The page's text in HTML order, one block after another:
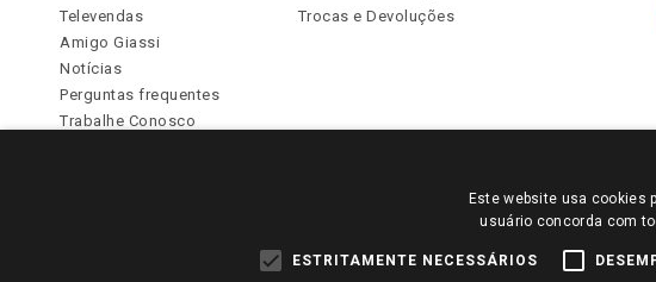
Televendas
Amigo Giassi
Notícias
Perguntas frequentes
Trabalhe Conosco
Trocas e Devoluções
PARA VER OS PREÇOS DA SUA REGIÃO, FAÇA LOGIN E
TODOS OS PREÇOS E CONDIÇÕES COMERCIAIS DESTE SITE SÃO VÁLIDOS
Este website usa cookies
usuário concorda com
ESTRITAMENTE NECESSÁRIOS